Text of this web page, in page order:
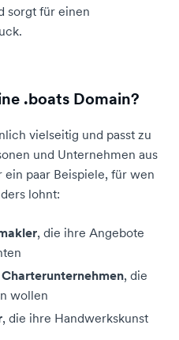
sorgt für einen
.boats Domain?
vielseitig und passt zu
und Unternehmen aus
paar Beispiele, für wen
lohnt:
, die ihre Angebote
, die
wollen
, die ihre Handwerkskunst